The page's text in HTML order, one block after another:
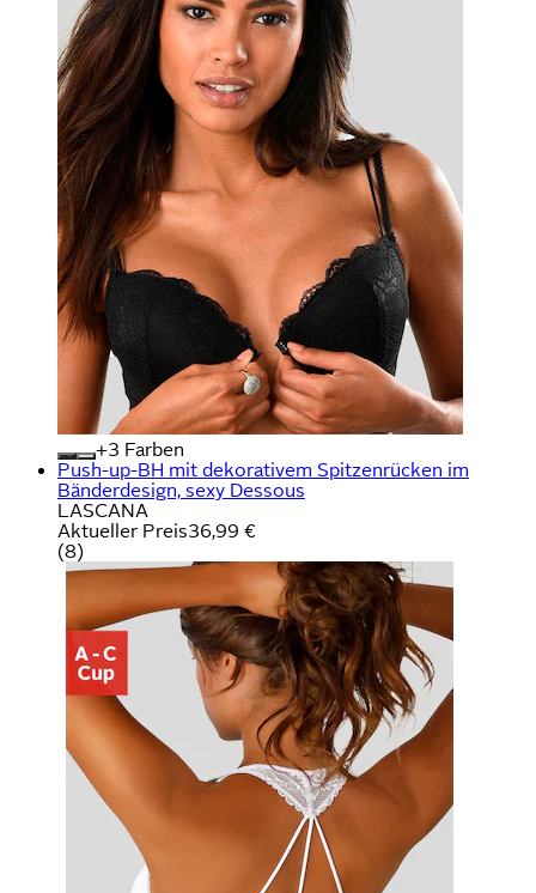
+
Farben
Push-up-BH mit dekorativem Spitzenrücken im
Bänderdesign, sexy Dessous
LASCANA
Aktueller Preis36,99 €
(8)